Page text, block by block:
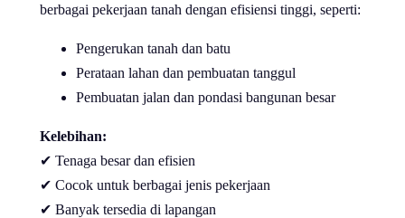
berbagai pekerjaan tanah dengan efisiensi tinggi, seperti:
Pengerukan tanah dan batu
Perataan lahan dan pembuatan tanggul
Pembuatan jalan dan pondasi bangunan besar
Kelebihan:
✔ Tenaga besar dan efisien
✔ Cocok untuk berbagai jenis pekerjaan
✔ Banyak tersedia di lapangan